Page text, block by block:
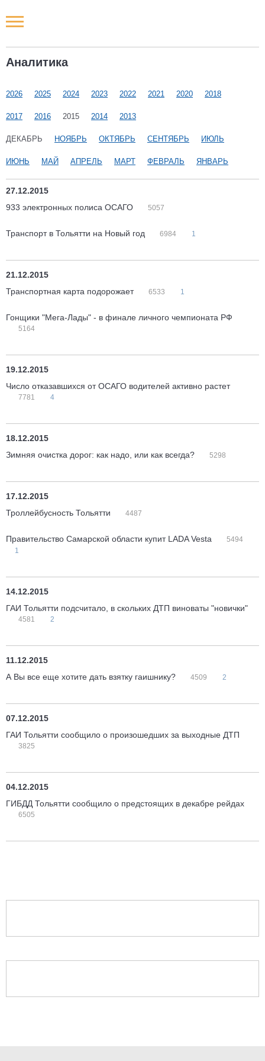
Аналитика
2026 2025 2024 2023 2022 2021 2020 2018
2017 2016 2015 2014 2013
ДЕКАБРЬ НОЯБРЬ ОКТЯБРЬ СЕНТЯБРЬ ИЮЛЬ
ИЮНЬ МАЙ АПРЕЛЬ МАРТ ФЕВРАЛЬ ЯНВАРЬ
27.12.2015
933 электронных полиса ОСАГО
5057
Транспорт в Тольятти на Новый год 6984 1
21.12.2015
Транспортная карта подорожает
6533 1
Гонщики "Мега-Лады" - в финале личного чемпионата РФ
5164
19.12.2015
Число отказавшихся от ОСАГО водителей активно растет
7781 4
18.12.2015
Зимняя очистка дорог: как надо, или как всегда?
5298
17.12.2015
Троллейбусность Тольятти
4487
Правительство Самарской области купит LADA Vesta
5494
1
14.12.2015
ГАИ Тольятти подсчитало, в скольких ДТП виноваты "новички"
4581 2
11.12.2015
А Вы все еще хотите дать взятку гаишнику?
4509 2
07.12.2015
ГАИ Тольятти сообщило о произошедших за выходные ДТП
3825
04.12.2015
ГИБДД Тольятти сообщило о предстоящих в декабре рейдах
6505
Новости РФ
Наши мероприятия
Статьи